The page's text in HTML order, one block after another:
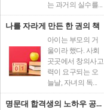
는 과거의 실수를...
나를 자라게 만든 한 권의 책
아이는 부모의 거
울이라 했다. 사회
곳곳에서 창의사고
력이 요구되는 오
늘날, 자녀의 독...
명문대 합격생의 노하우 공...